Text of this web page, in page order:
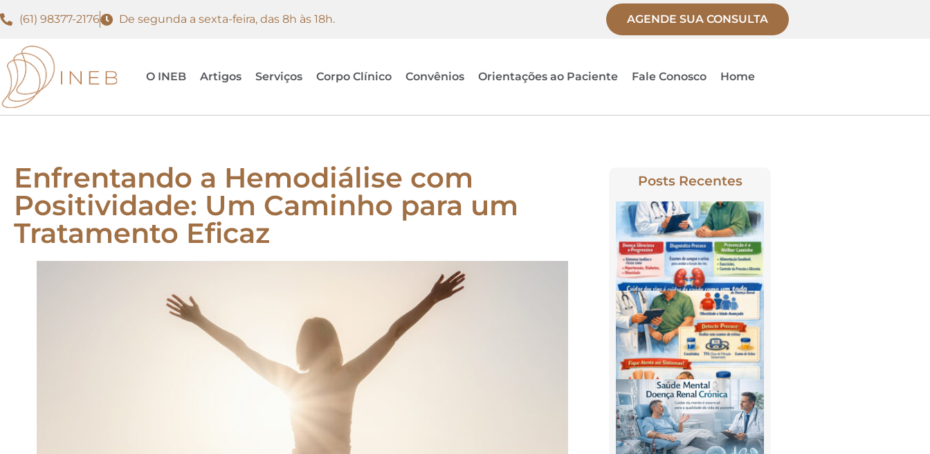
(61) 98377-2176 De segunda a sexta-feira, das 8h às 18h. AGENDE SUA CONSULTA
O INEB Artigos Serviços Corpo Clínico Convênios Orientações ao Paciente Fale Conosco Home
Enfrentando a Hemodiálise com
Positividade: Um Caminho para um
Tratamento Eficaz
Posts Recentes